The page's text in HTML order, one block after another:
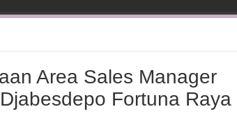
Area Sales Manager
Fortuna Raya